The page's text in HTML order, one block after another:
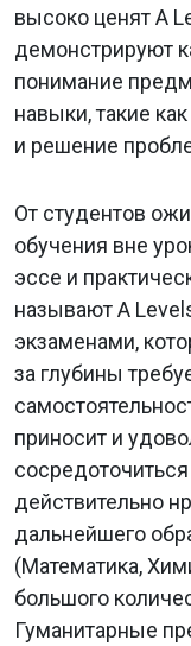
высоко ценят A
демонстрируют
понимание
навыки, такие
и решение
От студентов
обучения вне
эссе и
называют A
экзаменами,
за глубины
приносит и
действительно
дальнейшего
(Математика,
большого
Гуманитарные